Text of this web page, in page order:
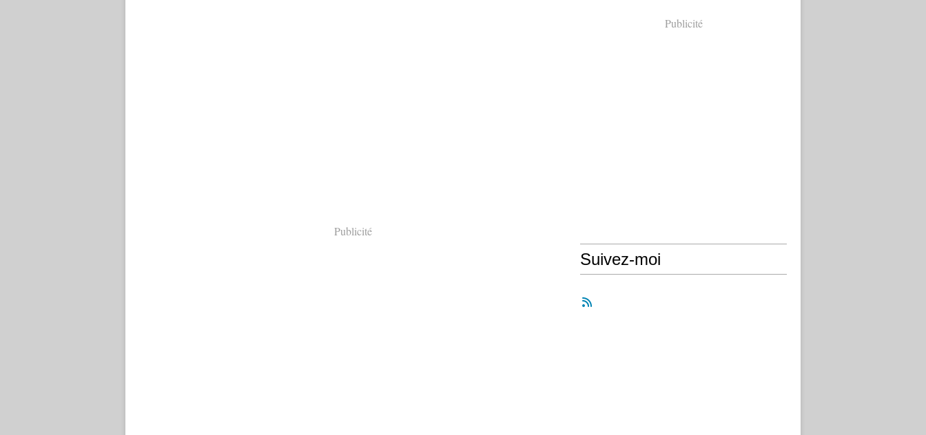
Publicité
Publicité
Suivez-moi